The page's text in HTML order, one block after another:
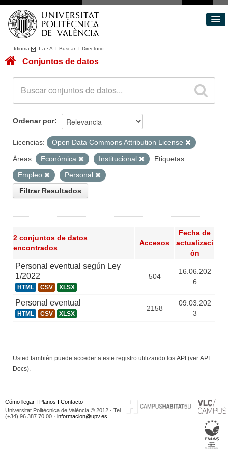
Idioma I a ·A I BuscarI Directorio
Conjuntos de datos
Acerca de
Portal de Transparencia
Conjuntos de datos
Ordenar por
Licencias:
Open Data Commons Attribution License
Áreas:
Económica Institucional
Etiquetas:
Empleo
Personal
Filtrar Resultados
2 conjuntos de datos
encontrados
Accesos
Fecha de
actualizaci
ón
Personal eventual según Ley
1/2022
HTML CSV XLSX
504
16.06.202
6
Personal eventual
HTML CSV XLSX
2158
09.03.202
3
Usted también puede acceder a este registro utilizando los API (ver API
Docs).
Cómo llegar I Planos I Contacto
Universitat Politècnica de València © 2012 · Tel.
(+34) 96 387 70 00 · informacion@upv.es